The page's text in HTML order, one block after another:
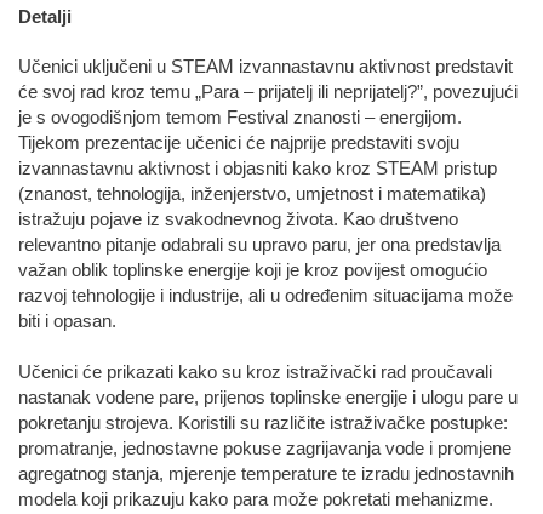
Detalji
Učenici uključeni u STEAM izvannastavnu aktivnost predstavit
će svoj rad kroz temu „Para – prijatelj ili neprijatelj?”, povezujući
je s ovogodišnjom temom Festival znanosti – energijom.
Tijekom prezentacije učenici će najprije predstaviti svoju
izvannastavnu aktivnost i objasniti kako kroz STEAM pristup
(znanost, tehnologija, inženjerstvo, umjetnost i matematika)
istražuju pojave iz svakodnevnog života. Kao društveno
relevantno pitanje odabrali su upravo paru, jer ona predstavlja
važan oblik toplinske energije koji je kroz povijest omogućio
razvoj tehnologije i industrije, ali u određenim situacijama može
biti i opasan.
Učenici će prikazati kako su kroz istraživački rad proučavali
nastanak vodene pare, prijenos toplinske energije i ulogu pare u
pokretanju strojeva. Koristili su različite istraživačke postupke:
promatranje, jednostavne pokuse zagrijavanja vode i promjene
agregatnog stanja, mjerenje temperature te izradu jednostavnih
modela koji prikazuju kako para može pokretati mehanizme.